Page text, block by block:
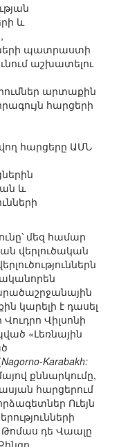
և
պատրաստի
աշխատելու
արտաքին
հարցերի
հարցերը ԱՄՆ
և
մեզ համար
վերլուծական
կարելի է դասել
Վիլսոնի
«Լեռնային
Nagorno-Karabakh:
քննարկումը,
հարցերում
Ուեյն
դե Վաալը